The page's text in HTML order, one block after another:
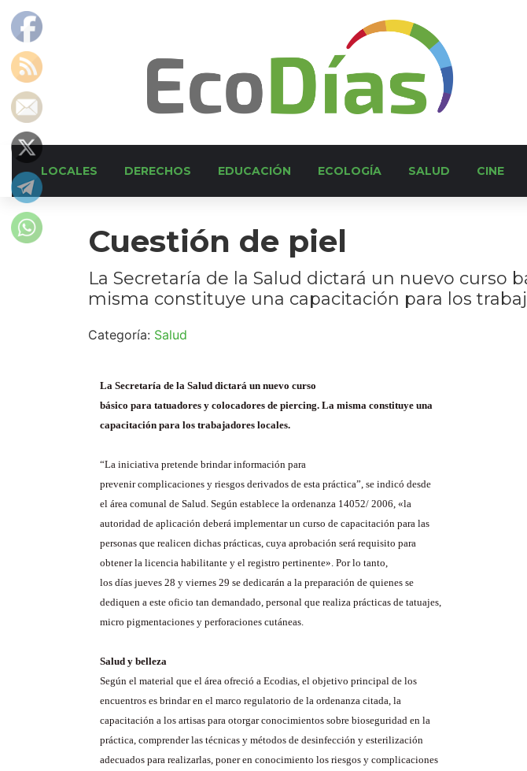
LOCALES DERECHOS EDUCACIÓN ECOLOGÍA SALUD CINE
Cuestión de piel
La Secretaría de la Salud dictará un nuevo curso
misma constituye una capacitación para los
Categoría: Salud
La Secretaría de la Salud dictará un nuevo curso
básico para tatuadores y colocadores de piercing. La misma constituye una
capacitación para los trabajadores locales.
“La iniciativa pretende brindar información para
prevenir complicaciones y riesgos derivados de esta práctica”, se indicó desde
el área comunal de Salud. Según establece la ordenanza 14052/ 2006, «la
autoridad de aplicación deberá implementar un curso de capacitación para las
personas que realicen dichas prácticas, cuya aprobación será requisito para
obtener la licencia habilitante y el registro pertinente». Por lo tanto,
los días jueves 28 y viernes 29 se dedicarán a la preparación de quienes se
dediquen a este oficio tan demandado, personal que realiza prácticas de tatuajes,
micro pigmentaciones y perforaciones cutáneas.
Salud y belleza
Según el material que el área ofreció a Ecodias, el objetivo principal de los
encuentros es brindar en el marco regulatorio de la ordenanza citada, la
capacitación a los artisas para otorgar conocimientos sobre bioseguridad en la
práctica, comprender las técnicas y métodos de desinfección y esterilización
adecuados para realizarlas, poner en conocimiento los riesgos y complicaciones